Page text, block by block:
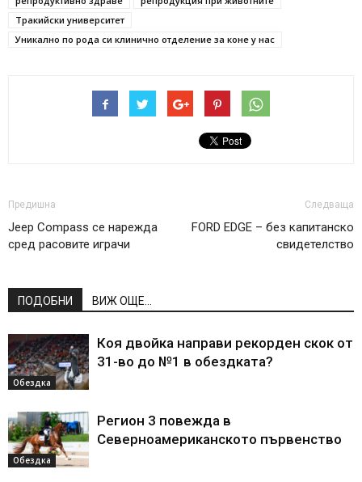
Тракийски университет
Уникално по рода си клинично отделение за коне у нас
Предишна
Jeep Compass се нарежда
сред расовите играчи
Следваща
FORD EDGE – без капитанско
свидетелство
ПОДОБНИ ВИЖ ОЩЕ...
Обездка
Коя двойка направи рекорден скок от
31-во до №1 в обездката?
Обездка
Регион 3 повежда в
Северноамериканското първенство